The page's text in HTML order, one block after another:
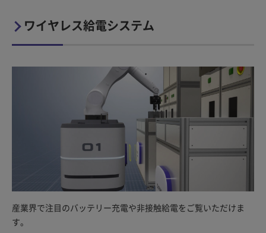
ワイヤレス給電システム
産業界で注目のバッテリー充電や非接触給電をご覧いただけま
す。